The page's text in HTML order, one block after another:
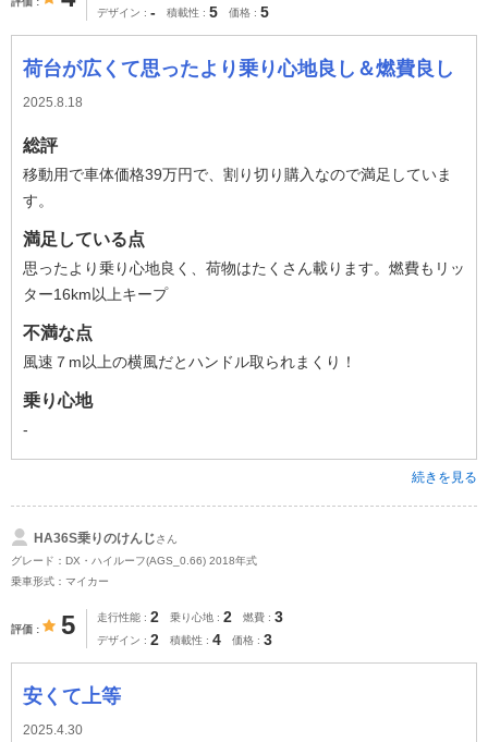
デザイン - 積載性 5 価格 5
荷台が広くて思ったより乗り心地良し＆燃費良し
2025.8.18
総評
移動用で車体価格39万円で、割り切り購入なので満足していま
す。
満足している点
思ったより乗り心地良く、荷物はたくさん載ります。燃費もリッ
ター16km以上キープ
不満な点
風速７m以上の横風だとハンドル取られまくり！
乗り心地
-
続きを見る
HA36S乗りのけんじさん
グレード：DX・ハイルーフ(AGS_0.66) 2018年式
乗車形式：マイカー
評価 5 走行性能 2 乗り心地 2 燃費 3
デザイン 2 積載性 4 価格 3
安くて上等
2025.4.30